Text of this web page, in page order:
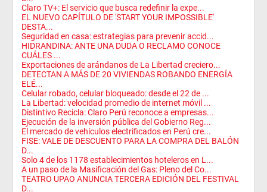
Claro TV+: El servicio que busca redefinir la expe...
EL NUEVO CAPÍTULO DE 'START YOUR IMPOSSIBLE'
DESTA...
Seguridad en casa: estrategias para prevenir accid...
HIDRANDINA: ANTE UNA DUDA O RECLAMO CONOCE
CUÁLES ...
Exportaciones de arándanos de La Libertad creciero...
DETECTAN A MÁS DE 20 VIVIENDAS ROBANDO ENERGÍA
ELÉ...
Celular robado, celular bloqueado: desde el 22 de ...
La Libertad: velocidad promedio de internet móvil ...
Distintivo Recicla: Claro Perú reconoce a empresas...
Ejecución de la inversión pública del Gobierno Reg...
El mercado de vehículos electrificados en Perú cre...
FISE: VALE DE DESCUENTO PARA LA COMPRA DEL BALÓN
D...
Solo 4 de los 1178 establecimientos hoteleros en L...
A un paso de la Masificación del Gas: Pleno del Co...
TEATRO UPAO ANUNCIA TERCERA EDICIÓN DEL FESTIVAL
D...